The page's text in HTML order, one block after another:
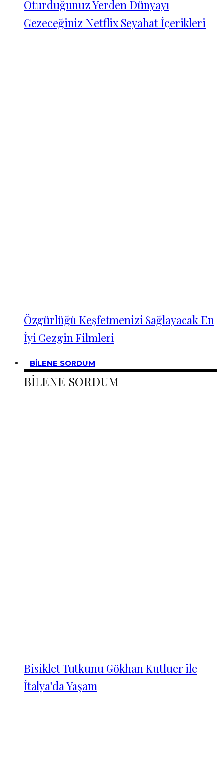
Oturduğunuz Yerden Dünyayı
Gezeceğiniz Netflix Seyahat İçerikleri
Özgürlüğü Keşfetmenizi Sağlayacak En
İyi Gezgin Filmleri
BİLENE SORDUM
BİLENE SORDUM
Bisiklet Tutkunu Gökhan Kutluer ile
İtalya’da Yaşam